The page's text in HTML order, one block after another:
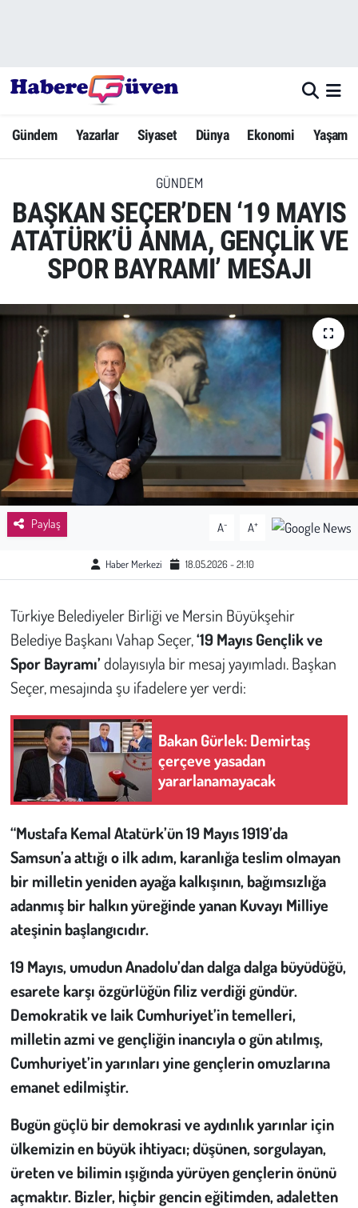
Gündem Yazarlar Siyaset Dünya Ekonomi Yaşam
GÜNDEM
BAŞKAN SEÇER’DEN ‘19 MAYIS
ATATÜRK’Ü ANMA, GENÇLİK VE
SPOR BAYRAMI’ MESAJI
Paylaş A- A+
Haber Merkezi 18.05.2026 - 21:10
Türkiye Belediyeler Birliği ve Mersin Büyükşehir
Belediye Başkanı Vahap Seçer,‘19 Mayıs Gençlik ve
Spor Bayramı’dolayısıyla bir mesaj yayımladı. Başkan
Seçer, mesajında şu ifadelere yer verdi:
Bakan Gürlek: Demirtaş
çerçeve yasadan
yararlanamayacak
“Mustafa Kemal Atatürk’ün 19 Mayıs 1919’da
Samsun’a attığı o ilk adım, karanlığa teslim olmayan
bir milletin yeniden ayağa kalkışının, bağımsızlığa
adanmış bir halkın yüreğinde yanan Kuvayı Milliye
ateşinin başlangıcıdır.
19 Mayıs, umudun Anadolu’dan dalga dalga büyüdüğü,
esarete karşı özgürlüğün filiz verdiği gündür.
Demokratik ve laik Cumhuriyet’in temelleri,
milletin azmi ve gençliğin inancıyla o gün atılmış,
Cumhuriyet’in yarınları yine gençlerin omuzlarına
emanet edilmiştir.
Bugün güçlü bir demokrasi ve aydınlık yarınlar için
ülkemizin en büyük ihtiyacı; düşünen, sorgulayan,
üreten ve bilimin ışığında yürüyen gençlerin önünü
açmaktır. Bizler, hiçbir gencin eğitimden, adaletten
Yazarlar
Dünya
Ekonomi
Yaşam
Yerel Haberler
Eğitim
Sağlık
Kadın
Emek
Spor
Bilim - Teknoloji
İnsan Hakları
Hayvan Hakları
Çevre
Galeri
Günün İçinden
Vefat İlanları
Tarih
Tarım
Son Dakika
Kent
Eğlence
Hava Durumu
Trafik Durumu
Süper Lig Puan Durumu ve Fikstür
Tüm Manşetler
Son Dakika Haberleri
Haber Arşivi